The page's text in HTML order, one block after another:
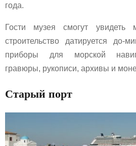
года.
Гости музея смогут увидеть
строительство датируется до-
приборы для морской
гравюры, рукописи, архивы и
Старый порт